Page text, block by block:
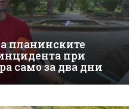
планинските
при
само за два дни